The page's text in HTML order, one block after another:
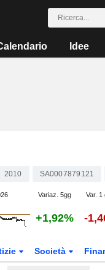
Idee
2010 SA0007879121
Variaz. 5gg Var. 1
+1,92% -
Società